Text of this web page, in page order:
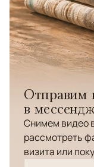
Отправим
в
Снимем видео
рассмотреть
визита или